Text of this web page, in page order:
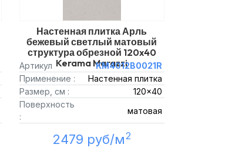
Настенная плитка Арль
бежевый светлый матовый
структура обрезной 120x40
Kerama Marazzi
Артикул
KM4012B0021R
Применение :
Настенная плитка
Размер, см :
120x40
Поверхность
:
матовая
2479 руб/м2